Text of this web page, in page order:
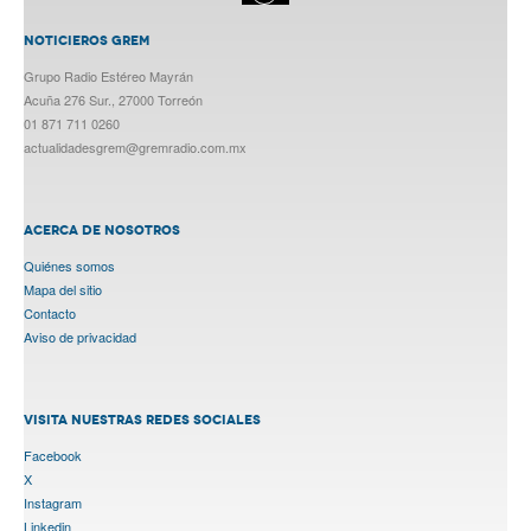
NOTICIEROS GREM
Grupo Radio Estéreo Mayrán
Acuña 276 Sur., 27000 Torreón
01 871 711 0260
actualidadesgrem@gremradio.com.mx
ACERCA DE NOSOTROS
Quiénes somos
Mapa del sitio
Contacto
Aviso de privacidad
VISITA NUESTRAS REDES SOCIALES
Facebook
X
Instagram
Linkedin